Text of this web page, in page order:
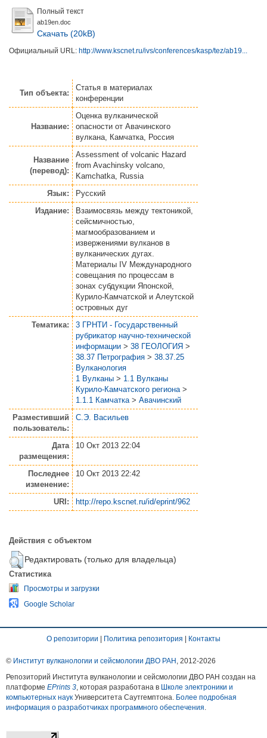
Полный текст
ab19en.doc
Скачать (20kB)
Официальный URL: http://www.kscnet.ru/ivs/conferences/kasp/tez/ab19...
Тип объекта:
Статья в материалах
конференции
Название:
Оценка вулканической
опасности от Авачинского
вулкана, Камчатка, Россия
Название
(перевод):
Assessment of volcanic Hazard
from Avachinsky volcano,
Kamchatka, Russia
Язык:
Русский
Издание:
Взаимосвязь между тектоникой,
сейсмичностью,
магмообразованием и
извержениями вулканов в
вулканических дугах.
Материалы IV Международного
совещания по процессам в
зонах субдукции Японской,
Курило-Камчатской и Алеутской
островных дуг
Тематика:
3 ГРНТИ - Государственный
рубрикатор научно-технической
информации > 38 ГЕОЛОГИЯ >
38.37 Петрография > 38.37.25
Вулканология
1 Вулканы > 1.1 Вулканы
Курило-Камчатского региона >
1.1.1 Камчатка > Авачинский
Разместивший
пользователь:
С.Э. Васильев
Дата
размещения:
10 Окт 2013 22:04
Последнее
изменение:
10 Окт 2013 22:42
URI: http://repo.kscnet.ru/id/eprint/962
Действия с объектом
Редактировать (только для владельца)
Статистика
Просмотры и загрузки
Google Scholar
О репозитории | Политика репозитория | Контакты
© Институт вулканологии и сейсмологии ДВО РАН , 2012-2026
Репозиторий Института вулканологии и сейсмологии ДВО РАН создан на
платформе EPrints 3 , которая разработана в Школе электроники и
компьютерных наук Университета Саутгемптона. Более подробная
информация о разработчиках программного обеспечения